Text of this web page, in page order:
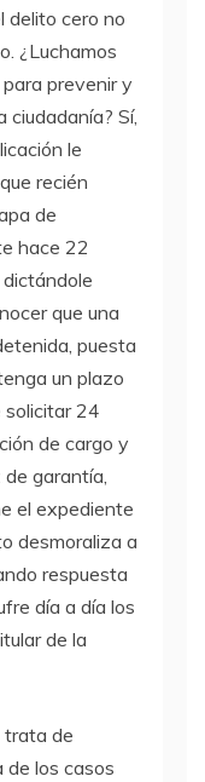
delito cero no
¿Luchamos
prevenir y
Sí,
le
recién
de
hace 22
que una
puesta
un plazo
solicitar 24
de cargo y
de garantía,
el expediente
desmoraliza a
respuesta
día a día los
de la
trata de
de los casos